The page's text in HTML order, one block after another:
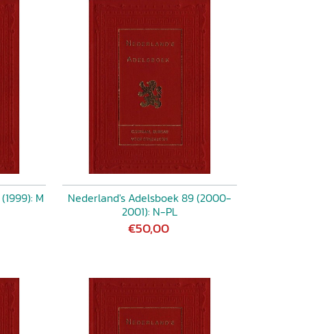
M
Nederland's Adelsboek 89 (2000-
2001): N-PL
€50,00